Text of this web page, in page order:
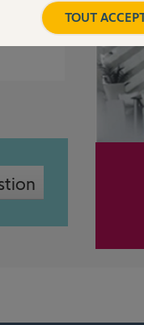
TOUT